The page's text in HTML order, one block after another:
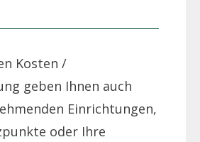
Kosten /
geben Ihnen auch
Einrichtungen,
oder Ihre